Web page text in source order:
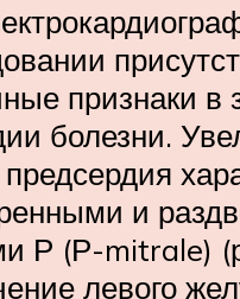
признаки в
болезни.
и
Р (Р-mitrale)
левого